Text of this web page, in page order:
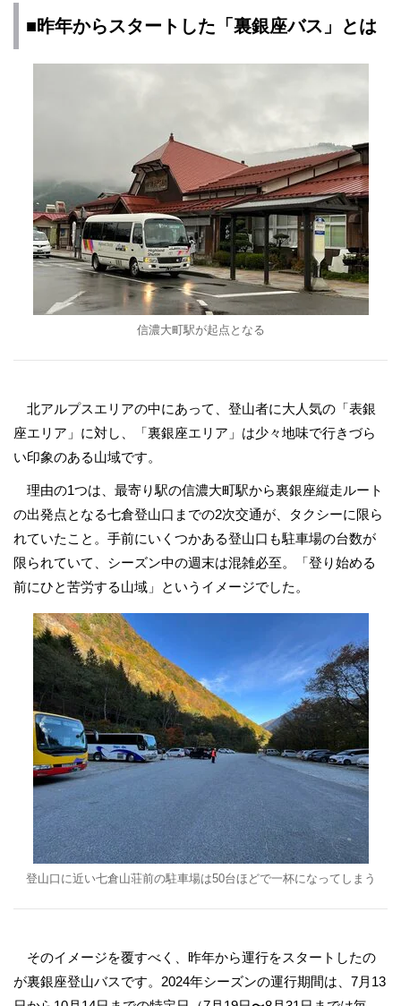
■昨年からスタートした「裏銀座バス」とは
信濃大町駅が起点となる
北アルプスエリアの中にあって、登山者に大人気の「表銀
座エリア」に対し、「裏銀座エリア」は少々地味で行きづら
い印象のある山域です。
理由の1つは、最寄り駅の信濃大町駅から裏銀座縦走ルート
の出発点となる七倉登山口までの2次交通が、タクシーに限ら
れていたこと。手前にいくつかある登山口も駐車場の台数が
限られていて、シーズン中の週末は混雑必至。「登り始める
前にひと苦労する山域」というイメージでした。
登山口に近い七倉山荘前の駐車場は50台ほどで一杯になってしまう
そのイメージを覆すべく、昨年から運行をスタートしたの
が裏銀座登山バスです。2024年シーズンの運行期間は、7月13